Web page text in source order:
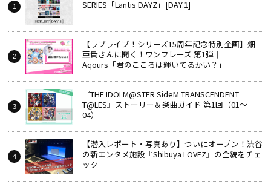
SERIES「Lantis DAYZ」[DAY.1]
【ラブライブ！シリーズ15周年記念特別企画】畑
亜貴さんに聞く！ワンフレーズ 第1弾｜
Aqours「君のこころは輝いてるかい？」
『THE IDOLM@STER SideM TRANSCENDENT
T@LES』ストーリー＆楽曲ガイド 第1回（01～
04）
【潜入レポート・写真あり】ついにオープン！渋谷
の新エンタメ施設『Shibuya LOVEZ』の全貌をチェ
ック